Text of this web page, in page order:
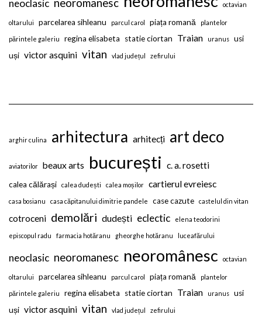
neoclasic neoromanesc octavian
oltarului parcelarea sihleanu parcul carol piața romană plantelor
părintele galeriu regina elisabeta statie ciortan Traian uranus
usi
uși victor asquini vitan vlad județul zefirului
arghir culina arhitectura arhitecți art deco
aviatorilor beaux arts bucurești c. a. rosetti
calea călărași calea dudești calea moșilor cartierul evreiesc
casa bosianu casa căpitanului dimitrie pandele case cazute castelul din vitan
cotroceni demolări dudești eclectic elena teodorini
episcopul radu farmacia hotăranu gheorghe hotăranu luceafărului
neoclasic neoromanesc neoromânesc octavian
oltarului parcelarea sihleanu parcul carol piața romană plantelor
părintele galeriu regina elisabeta statie ciortan Traian uranus
usi
uși victor asquini vitan vlad județul zefirului